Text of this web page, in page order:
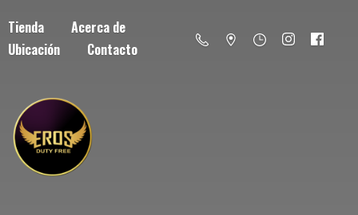
Tienda
Acerca de
Ubicación
Contacto